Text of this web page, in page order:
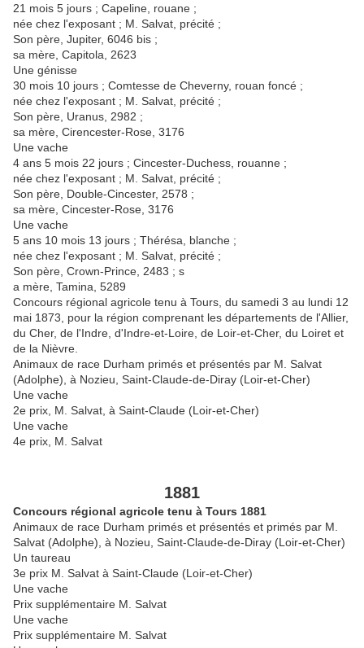
21 mois 5 jours ; Capeline, rouane ;
née chez l'exposant ; M. Salvat, précité ;
Son père, Jupiter, 6046 bis ;
sa mère, Capitola, 2623
Une génisse
30 mois 10 jours ; Comtesse de Cheverny, rouan foncé ;
née chez l'exposant ; M. Salvat, précité ;
Son père, Uranus, 2982 ;
sa mère, Cirencester-Rose, 3176
Une vache
4 ans 5 mois 22 jours ; Cincester-Duchess, rouanne ;
née chez l'exposant ; M. Salvat, précité ;
Son père, Double-Cincester, 2578 ;
sa mère, Cincester-Rose, 3176
Une vache
5 ans 10 mois 13 jours ; Thérésa, blanche ;
née chez l'exposant ; M. Salvat, précité ;
Son père, Crown-Prince, 2483 ; s
a mère, Tamina, 5289
Concours régional agricole tenu à Tours, du samedi 3 au lundi 12
mai 1873, pour la région comprenant les départements de l'Allier,
du Cher, de l'Indre, d'Indre-et-Loire, de Loir-et-Cher, du Loiret et
de la Nièvre.
Animaux de race Durham primés et présentés par M. Salvat
(Adolphe), à Nozieu, Saint-Claude-de-Diray (Loir-et-Cher)
Une vache
2e prix, M. Salvat, à Saint-Claude (Loir-et-Cher)
Une vache
4e prix, M. Salvat
1881
Concours régional agricole tenu à Tours 1881
Animaux de race Durham primés et présentés et primés par M.
Salvat (Adolphe), à Nozieu, Saint-Claude-de-Diray (Loir-et-Cher)
Un taureau
3e prix M. Salvat à Saint-Claude (Loir-et-Cher)
Une vache
Prix supplémentaire M. Salvat
Une vache
Prix supplémentaire M. Salvat